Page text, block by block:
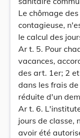
Le chômage
contagieuse,
le calcul des
Ar t. 5. Pour
vacances,
des art. 1er; 2
dans les frais
réduite d'un
Ar t. 6.
jours de classe,
avoir été